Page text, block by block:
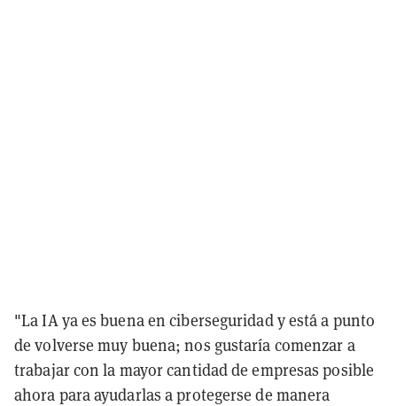
"La IA ya es buena en ciberseguridad y está a punto
de volverse muy buena; nos gustaría comenzar a
trabajar con la mayor cantidad de empresas posible
ahora para ayudarlas a protegerse de manera